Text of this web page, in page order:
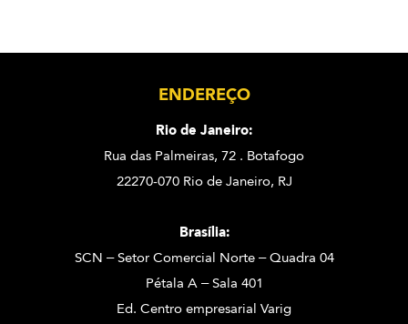
ENDEREÇO
Rio de Janeiro:
Rua das Palmeiras, 72 . Botafogo
22270-070 Rio de Janeiro, RJ
Brasília:
SCN – Setor Comercial Norte – Quadra 04
Pétala A – Sala 401
Ed. Centro empresarial Varig